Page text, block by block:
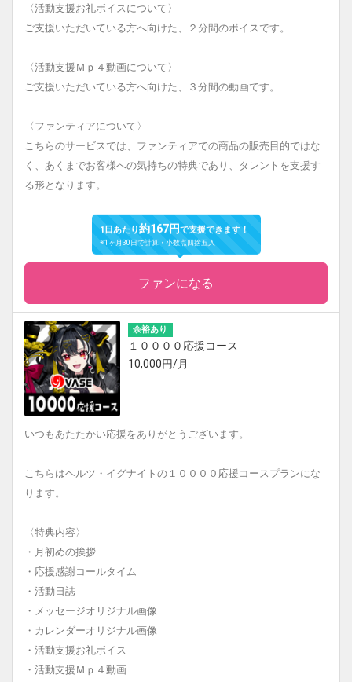
〈活動支援お礼ボイスについて〉
ご支援いただいている方へ向けた、２分間のボイスです。
〈活動支援Ｍｐ４動画について〉
ご支援いただいている方へ向けた、３分間の動画です。
〈ファンティアについて〉
こちらのサービスでは、ファンティアでの商品の販売目的ではな
く、あくまでお客様への気持ちの特典であり、タレントを支援す
る形となります。
1日あたり約167円で支援できます！
※1ヶ月30日で計算・小数点四捨五入
ファンになる
余裕あり
１００００応援コース
10,000円/月
いつもあたたかい応援をありがとうございます。
こちらはヘルツ・イグナイトの１００００応援コースプランにな
ります。
〈特典内容〉
・月初めの挨拶
・応援感謝コールタイム
・活動日誌
・メッセージオリジナル画像
・カレンダーオリジナル画像
・活動支援お礼ボイス
・活動支援Ｍｐ４動画